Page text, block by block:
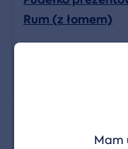
Rum (z łomem)
Mam